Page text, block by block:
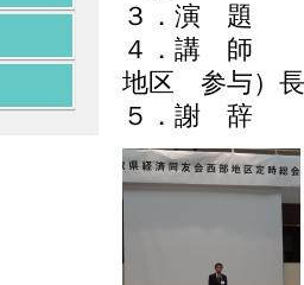
３．演 題 「
４．講 師 日
地区 参与）
５．謝 辞